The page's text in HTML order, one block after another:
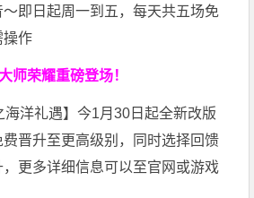
即日起周一到五，每天共五场免
操作
师荣耀重磅登场！
海洋礼遇】今1月30日起全新改版
费晋升至更高级别，同时选择回馈
更多详细信息可以至官网或游戏